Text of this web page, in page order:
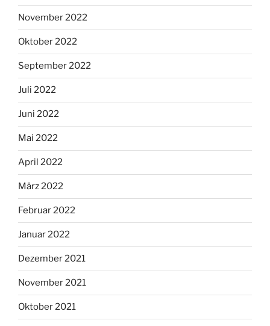
November 2022
Oktober 2022
September 2022
Juli 2022
Juni 2022
Mai 2022
April 2022
März 2022
Februar 2022
Januar 2022
Dezember 2021
November 2021
Oktober 2021